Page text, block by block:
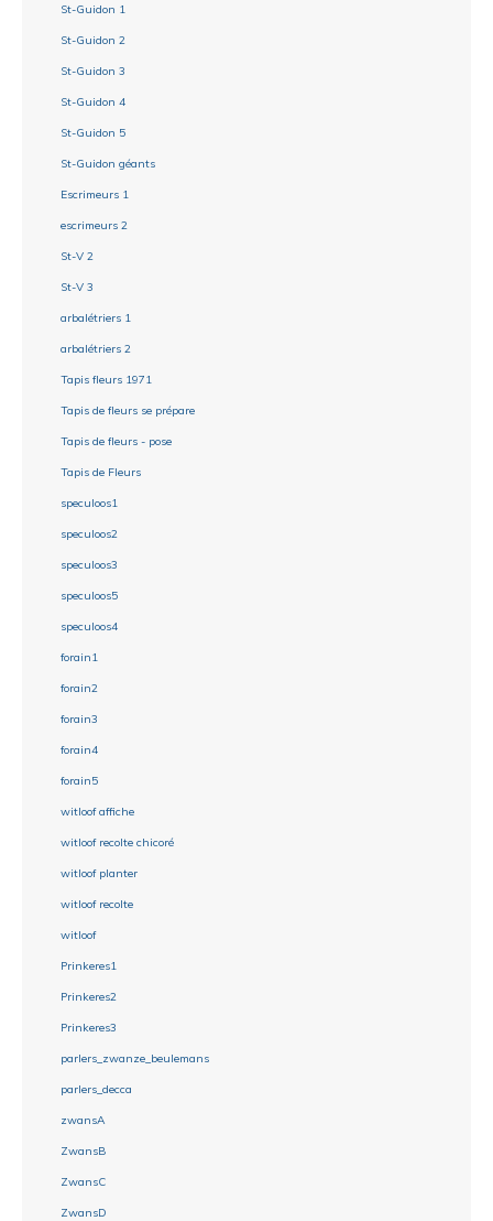
St-Guidon 1
St-Guidon 2
St-Guidon 3
St-Guidon 4
St-Guidon 5
St-Guidon géants
Escrimeurs 1
escrimeurs 2
St-V 2
St-V 3
arbalétriers 1
arbalétriers 2
Tapis fleurs 1971
Tapis de fleurs se prépare
Tapis de fleurs - pose
Tapis de Fleurs
speculoos1
speculoos2
speculoos3
speculoos5
speculoos4
forain1
forain2
forain3
forain4
forain5
witloof affiche
witloof recolte chicoré
witloof planter
witloof recolte
witloof
Prinkeres1
Prinkeres2
Prinkeres3
parlers_zwanze_beulemans
parlers_decca
zwansA
ZwansB
ZwansC
ZwansD